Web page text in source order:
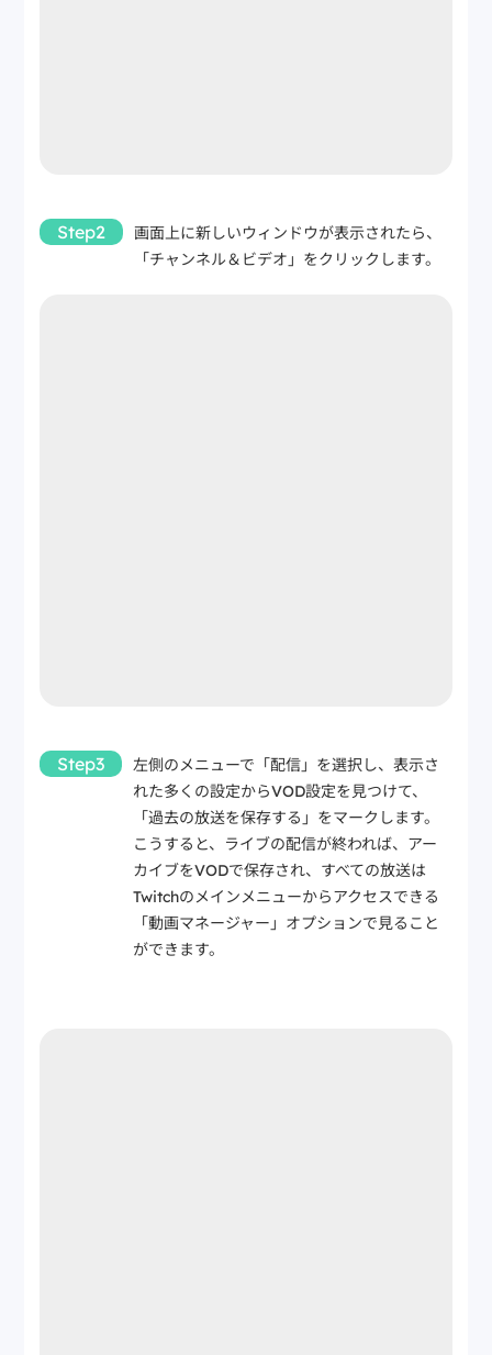
Step2
画面上に新しいウィンドウが表示されたら、
「チャンネル＆ビデオ」をクリックします。
Step3
左側のメニューで「配信」を選択し、表示さ
れた多くの設定からVOD設定を見つけて、
「過去の放送を保存する」をマークします。
こうすると、ライブの配信が終われば、アー
カイブをVODで保存され、すべての放送は
Twitchのメインメニューからアクセスできる
「動画マネージャー」オプションで見ること
ができます。